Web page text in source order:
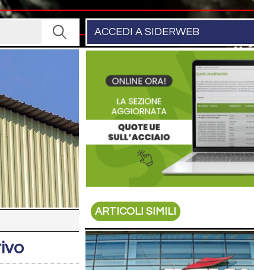
ACCEDI A SIDERWEB
ARTICOLI SIMILI